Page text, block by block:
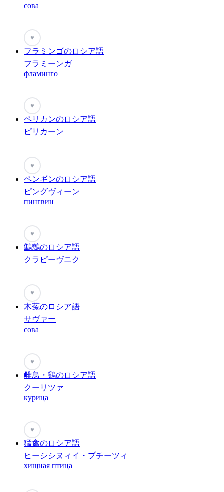
сова
♥
フラミンゴのロシア語
フラミーンガ
фламинго
♥
ペリカンのロシア語
ピリカーン
♥
ペンギンのロシア語
ピングヴィーン
пингвин
♥
鷦鷯のロシア語
クラピーヴニク
♥
木菟のロシア語
サヴァー
сова
♥
雌鳥・鶏のロシア語
クーリツァ
курица
♥
猛禽のロシア語
ヒーシシヌィイ・プチーツィ
хищная птица